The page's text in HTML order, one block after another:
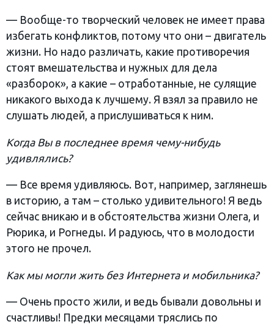
— Вообще-то творческий человек не имеет права
избегать конфликтов, потому что они – двигатель
жизни. Но надо различать, какие противоречия
стоят вмешательства и нужных для дела
«разборок», а какие – отработанные, не сулящие
никакого выхода к лучшему. Я взял за правило не
слушать людей, а прислушиваться к ним.
Когда Вы в последнее время чему-нибудь
удивлялись?
— Все время удивляюсь. Вот, например, заглянешь
в историю, а там – столько удивительного! Я ведь
сейчас вникаю и в обстоятельства жизни Олега, и
Рюрика, и Рогнеды. И радуюсь, что в молодости
этого не прочел.
Как мы могли жить без Интернета и мобильника?
— Очень просто жили, и ведь бывали довольны и
счастливы! Предки месяцами тряслись по